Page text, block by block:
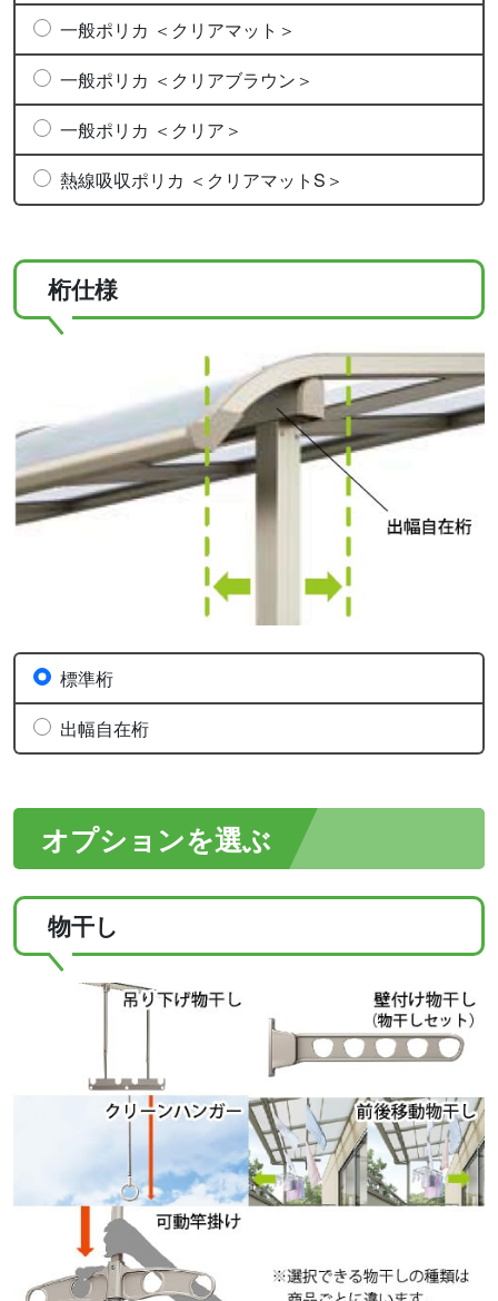
一般ポリカ ＜クリアマット＞
一般ポリカ ＜クリアブラウン＞
一般ポリカ ＜クリア＞
熱線吸収ポリカ ＜クリアマットS＞
桁仕様
標準桁
出幅自在桁
オプションを選ぶ
物干し